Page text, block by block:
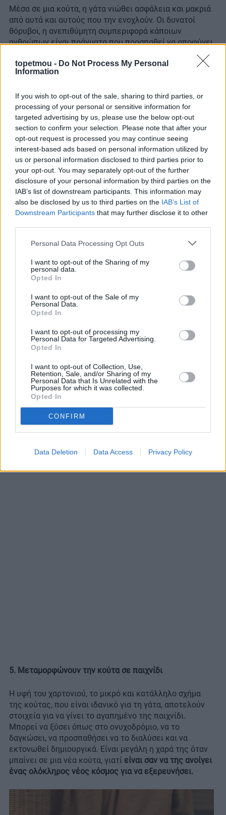
topetmou - Do Not Process My Personal
Information
If you wish to opt-out of the sale, sharing to third parties, or
processing of your personal or sensitive information for
targeted advertising by us, please use the below opt-out
section to confirm your selection. Please note that after your
opt-out request is processed you may continue seeing
interest-based ads based on personal information utilized by
us or personal information disclosed to third parties prior to
your opt-out. You may separately opt-out of the further
disclosure of your personal information by third parties on the
IAB’s list of downstream participants. This information may
also be disclosed by us to third parties on the IAB’s List of
Downstream Participants that may further disclose it to other
Personal Data Processing Opt Outs
I want to opt-out of the Sharing of my
personal data.
Opted In
I want to opt-out of the Sale of my
Personal Data.
Opted In
I want to opt-out of processing my
Personal Data for Targeted Advertising.
Opted In
I want to opt-out of Collection, Use,
Retention, Sale, and/or Sharing of my
Personal Data that Is Unrelated with the
Purposes for which it was collected.
Opted In
CONFIRM
Data Deletion Data Access Privacy Policy
Μέσα σε μια κούτα, η γάτα νιώθει ασφάλεια και μακριά
από αυτά και αυτούς που την ενοχλούν. Οι δυνατοί
θόρυβοι, η ανεπιθύμητη συμπεριφορά κάποιων
ανθρώπων είναι πράγματα που προσπαθεί να αποφύγει
και δεν θα τα καταφέρει αν παραμείνει σε κοινή θέα. Ο
μικρός χώρος της κούτας τής προσφέρει ασφάλεια,
ησυχία και την ελευθερία να κάνει ό,τι θέλει,
παραπάνω μέρα το πιο πιθανό είναι να κοιμάται.
3. Νιώθουν ζεστασιά
Η γάτα λατρεύει τις υψηλές θερμοκρασίες, εκτός όταν
έχει έξω καύσωνα. Η κούτα «κλειδώνει» τη θερμότητα
και δημιουργεί μια μοναδική αίσθηση ζεστασιάς στο
ζωάκι, το οποίο κουλουριάζεται και απολαμβάνει τον
υπνάκο του. Άρα, δεν θα πρέπει να αγχωνόμαστε αν δεν
έχει την αγαπημένη της κουβέρτα, αφού η κούτα την
κρατάει μια χαρά στη σωστή θερμοκρασία.
Σύμφωνα με μια έρευνα που διεξήχθη στο
Πανεπιστήμιο της Ουτρέχτης, οι γάτες που
υιοθετήθηκαν από καταφύγια και είχαν άγχος, το
πρόσφεραν κούτες για κρυψώνα. Όσες γάτες δεν είχαν
κούτεςάργησαν να προσαρμοστούν
συμπεριφορά.
5. Μεταμορφώνουν την κούτα σε παιχνίδι
Η υφή του χαρτονιού, το μικρό και κατάλληλο σχήμα
της κούτας, που είναι ιδανικό για τη γάτα, αποτελούν
στοιχεία για να γίνει το αγαπημένο της παιχνίδι.
Μπορεί να ξύσει όπως στο ονυχοδρόμιο, να το
δαγκώσει, να προσπαθήσει να το διαλύσει και να
εκτονωθεί δημιουργικά. Είναι μεγάλη η χαρά της όταν
μπαίνει σε μια νέα κούτα, γιατί είναι σαν να της ανοίγει
ένας ολόκληρος νέος κόσμος για να εξερευνήσει.